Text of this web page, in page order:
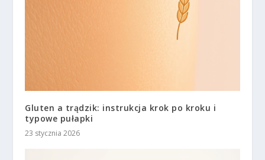
Gluten a trądzik: instrukcja krok po kroku i
typowe pułapki
23 stycznia 2026